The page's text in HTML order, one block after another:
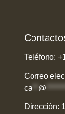
Teléfono:
Correo
ca
@
Dirección: